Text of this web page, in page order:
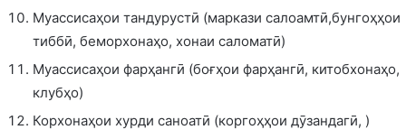
Муассисаҳои тандурустӣ (маркази салоамтӣ,бунгоҳҳои
тиббӣ, беморхонаҳо, хонаи саломатӣ)
Муассисаҳои фарҳангӣ (боғҳои фарҳангӣ, китобхонаҳо,
клубҳо)
Корхонаҳои хурди саноатӣ (коргоҳҳои дӯзандагӣ, )